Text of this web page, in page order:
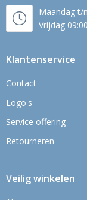
Maandag t/
Vrijdag
Klantenservice
Contact
Logo's
Service offering
Retourneren
Veilig winkelen